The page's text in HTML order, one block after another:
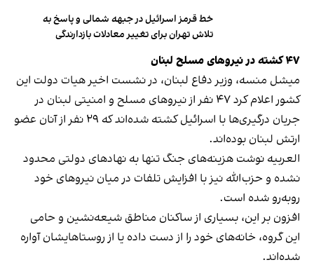
خط قرمز اسرائیل در جبهه شمالی و پاسخ به
تلاش تهران برای تغییر معادلات بازدارندگی
۴۷ کشته در نیروهای مسلح لبنان
میشل منسه، وزیر دفاع لبنان، در نشست اخیر هیات دولت این
کشور اعلام کرد ۴۷ نفر از نیروهای مسلح و امنیتی لبنان در
جریان درگیری‌ها با اسرائیل کشته شده‌اند که ۲۹ نفر از آنان عضو
ارتش لبنان بوده‌اند.
العربیه نوشت هزینه‌های جنگ تنها به نهادهای دولتی محدود
نشده و حزب‌الله نیز با افزایش تلفات در میان نیروهای خود
روبه‌رو شده است.
افزون بر این، بسیاری از ساکنان مناطق شیعه‌نشین و حامی
این گروه، خانه‌های خود را از دست داده یا از روستاهایشان آواره
شده‌اند.